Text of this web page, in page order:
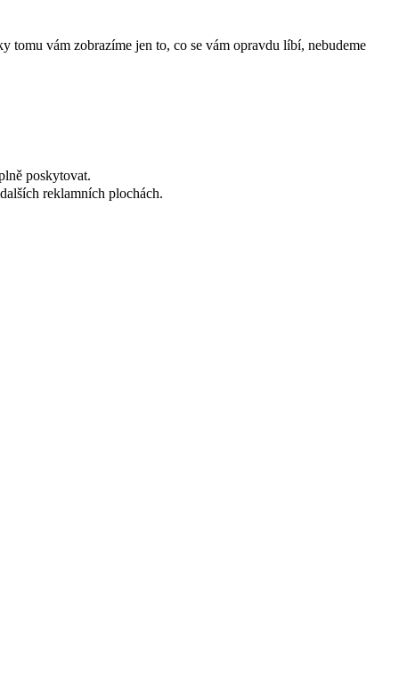
tomu vám zobrazíme jen to, co se vám opravdu líbí, nebudeme
poskytovat.
reklamních plochách.